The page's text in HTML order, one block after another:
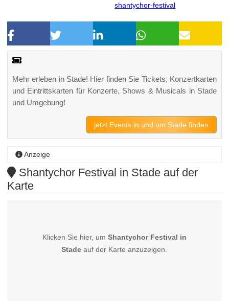
shantychor-festival
Mehr erleben in Stade! Hier finden Sie Tickets, Konzertkarten
und Eintrittskarten für Konzerte, Shows & Musicals in Stade
und Umgebung!
jetzt Events in und um Stade finden
Anzeige
Shantychor Festival in Stade auf der
Karte
Klicken Sie hier, um Shantychor Festival in
Stade auf der Karte anzuzeigen.